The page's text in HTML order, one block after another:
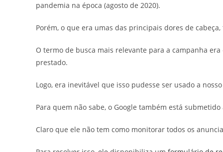
pandemia na época (agosto de 2020).
Porém, o que era umas das principais dores de
O termo de busca mais relevante para a campanha
prestado.
Logo, era inevitável que isso pudesse ser usado a
Para quem não sabe, o Google também está
Claro que ele não tem como monitorar todos os